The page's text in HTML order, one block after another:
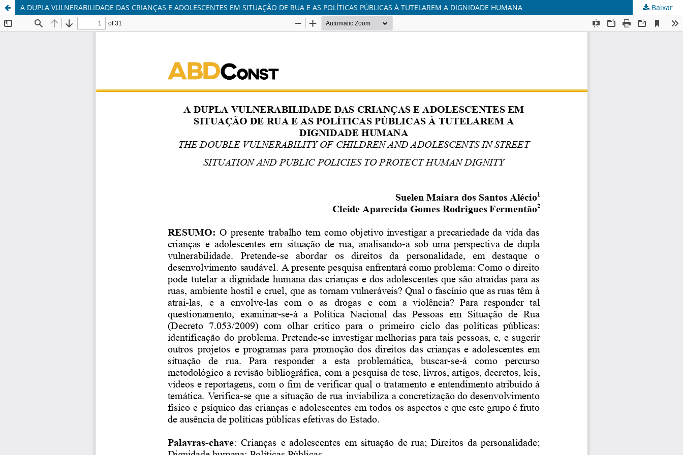
A DUPLA VULNERABILIDADE DAS CRIANÇAS E ADOLESCENTES EM SITUAÇÃO DE RUA E AS POLÍTICAS PÚBLICAS À TUTELAREM A DIGNIDADE HUMANA Baixar